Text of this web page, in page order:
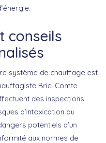
conseils
système de chauffage est
Brie-Comte-
des inspections
d’intoxication au
potentiels d’un
aux normes de